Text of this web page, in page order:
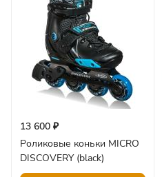
13 600 ₽
Роликовые коньки MICRO
DISCOVERY (black)